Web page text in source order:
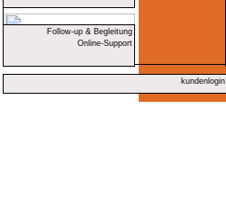
Follow-up & Begleitung
Online-Support
kundenlogin